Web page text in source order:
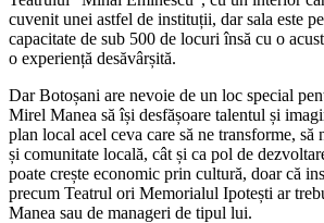
cuvenit unei astfel de instituții, dar sala este
capacitate de sub 500 de locuri însă cu o
o experiență desăvârșită.
Dar Botoșani are nevoie de un loc special
Mirel Manea să își desfășoare talentul și
plan local acel ceva care să ne transforme, să
și comunitate locală, cât și ca pol de
poate crește economic prin cultură, doar că
precum Teatrul ori Memorialul Ipotești ar
Manea sau de manageri de tipul lui.